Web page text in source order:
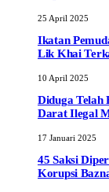
25 April 2025
Ikatan
Lik Khai
10 April 2025
Diduga Telah
Darat Ilegal
17 Januari 2025
45 Saksi
Korupsi